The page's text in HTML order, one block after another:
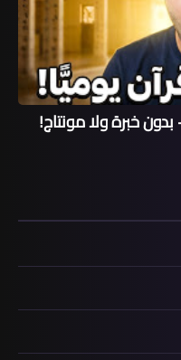
خبرة ولا مونتاج!